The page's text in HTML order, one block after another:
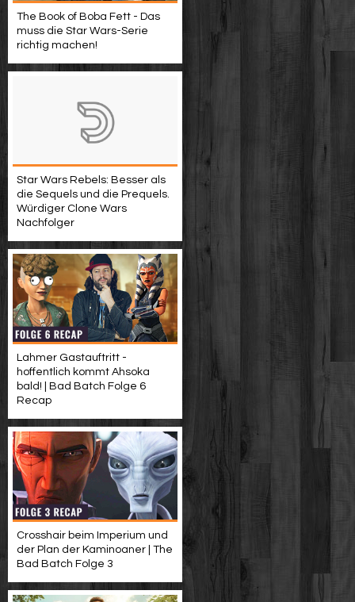
The Book of Boba Fett - Das
muss die Star Wars-Serie
richtig machen!
Star Wars Rebels: Besser als
die Sequels und die Prequels.
Würdiger Clone Wars
Nachfolger
Lahmer Gastauftritt -
hoffentlich kommt Ahsoka
bald! | Bad Batch Folge 6
Recap
Crosshair beim Imperium und
der Plan der Kaminoaner | The
Bad Batch Folge 3